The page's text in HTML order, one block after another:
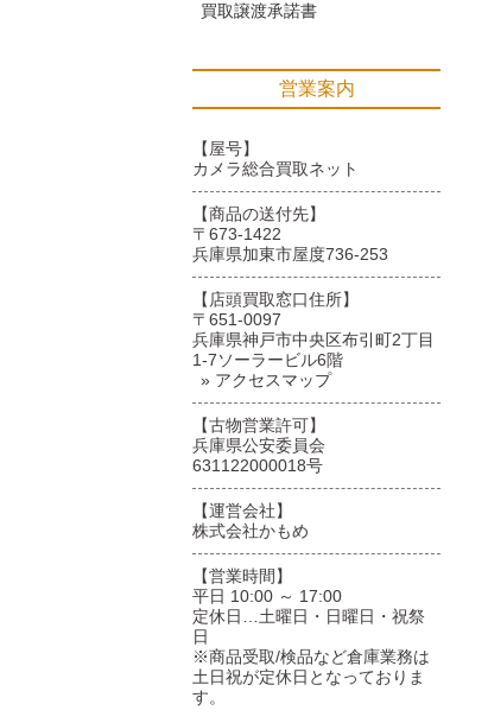
買取譲渡承諾書
営業案内
【屋号】
カメラ総合買取ネット
【商品の送付先】
〒673-1422
兵庫県加東市屋度736-253
【店頭買取窓口住所】
〒651-0097
兵庫県神戸市中央区布引町2丁目
1-7ソーラービル6階
» アクセスマップ
【古物営業許可】
兵庫県公安委員会
631122000018号
【運営会社】
株式会社かもめ
【営業時間】
平日 10:00 ～ 17:00
定休日…土曜日・日曜日・祝祭
日
※商品受取/検品など倉庫業務は
土日祝が定休日となっておりま
す。